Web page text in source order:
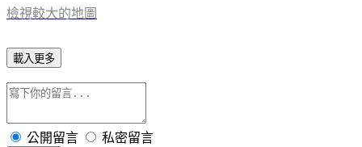
檢視較大的地圖
載入更多
公開留言 私密留言